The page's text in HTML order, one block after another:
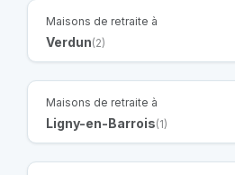
Maisons de retraite à
Verdun(2)
Maisons de retraite à
Ligny-en-Barrois(1)